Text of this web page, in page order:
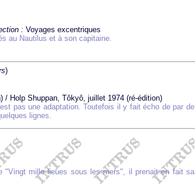
: Voyages excentriques
au Nautilus et à son capitaine.
)
/ Holp Shuppan, Tôkyô, juillet 1974 (ré-édition)
pas une adaptation. Toutefois il y fait écho de par de
lignes.
mille lieues sous les mers", il prenait en fait sa